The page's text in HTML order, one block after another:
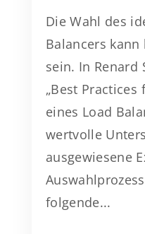
Die Wahl des
Balancers
sein. In Renard
„Best
eines Load
wertvolle
ausgewiesene
folgende...